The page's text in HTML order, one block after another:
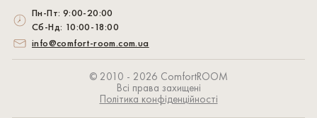
© 2010 - 2026 СomfortROOM
Всі права захищені
Політика конфіденційності
Пн-Пт: 9:00-20:00
Сб-Нд: 10:00-18:00
info@comfort-room.com.ua